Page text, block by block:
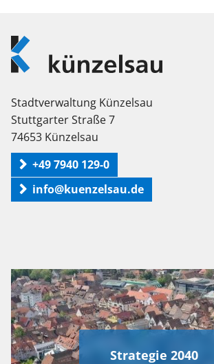
Logo
Künzelsau
Stadtverwaltung Künzelsau
Stuttgarter Straße 7
74653 Künzelsau
+49 7940 129-0
info@kuenzelsau.de
Strategie 2040